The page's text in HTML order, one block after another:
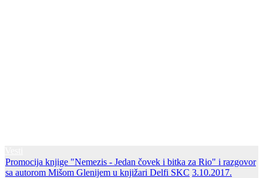
Promocija knjige "Nemezis - Jedan čovek i bitka za Rio" i razgovor
sa autorom Mišom Glenijem u knjižari Delfi SKC 3.10.2017.